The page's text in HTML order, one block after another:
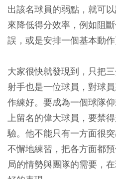
出該名球員的弱點，就可
來降低得分效率，例如阻
誤，或是安排一個基本動作
大家很快就發現到，只把
射手也是一位球員，對球
作練好。要成為一個球隊
上留名的偉大球員，要禁
驗。他不能只有一方面很
不懈地練習，把各方面都
局的情勢與團隊的需要，